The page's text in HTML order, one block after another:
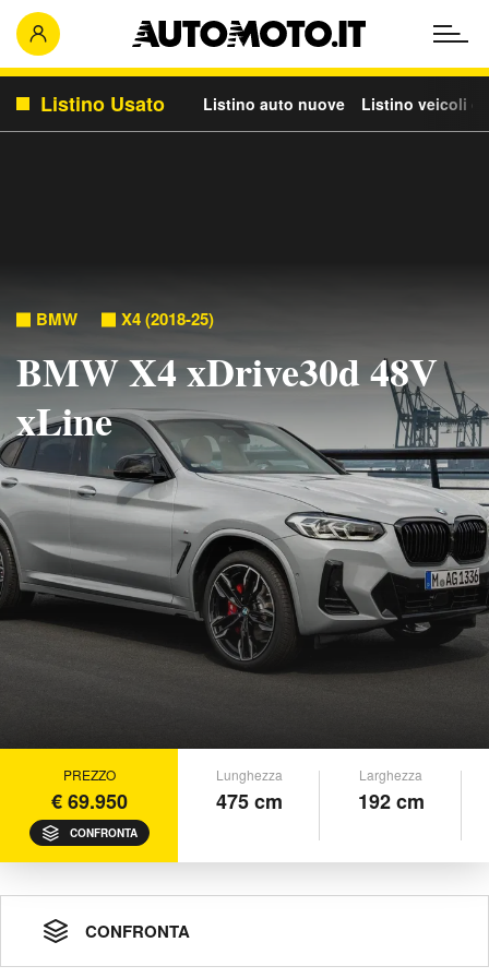
Listino Usato Listino auto nuove Listino veicoli
BMW X4 (2018-25)
BMW X4 xDrive30d 48V
xLine
PREZZO
€ 69.950
CONFRONTA
Lunghezza
475 cm
Larghezza
192 cm
CONFRONTA